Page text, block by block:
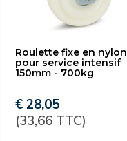
Roulette fixe en nylon
pour service intensif
150mm - 700kg
€ 28,05
(33,66 TTC)